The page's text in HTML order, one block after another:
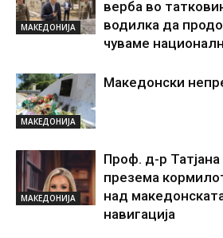
МАКЕДОНИЈА
верба во
водилка да
чуваме
МАКЕДОНИЈА
Македонски
МАКЕДОНИЈА
Проф. д-р
презема
над
навигација